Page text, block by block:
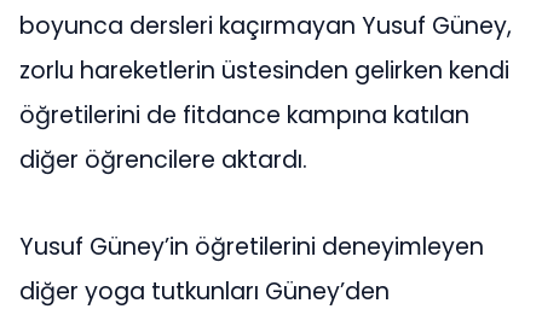
boyunca dersleri kaçırmayan Yusuf Güney,
zorlu hareketlerin üstesinden gelirken kendi
öğretilerini de fitdance kampına katılan
diğer öğrencilere aktardı.
Yusuf Güney’in öğretilerini deneyimleyen
diğer yoga tutkunları Güney’den